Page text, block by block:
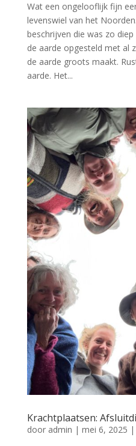
Wat een ongelooflijk fijn
levenswiel van het
beschrijven die was zo
de aarde opgesteld met al
de aarde groots maakt.
aarde. Het...
Krachtplaatsen:
door admin | mei 6, 2025 |